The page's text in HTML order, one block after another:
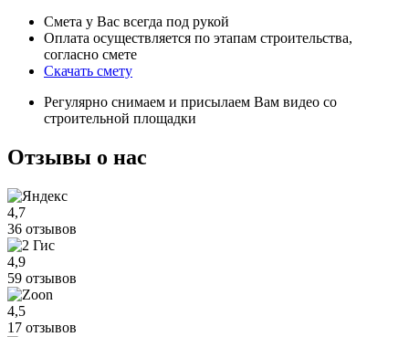
Смета у Вас всегда под рукой
Оплата осуществляется по этапам строительства,
согласно смете
Скачать смету
Регулярно снимаем и присылаем Вам видео со
строительной площадки
Отзывы о нас
4,7
36 отзывов
4,9
59 отзывов
4,5
17 отзывов